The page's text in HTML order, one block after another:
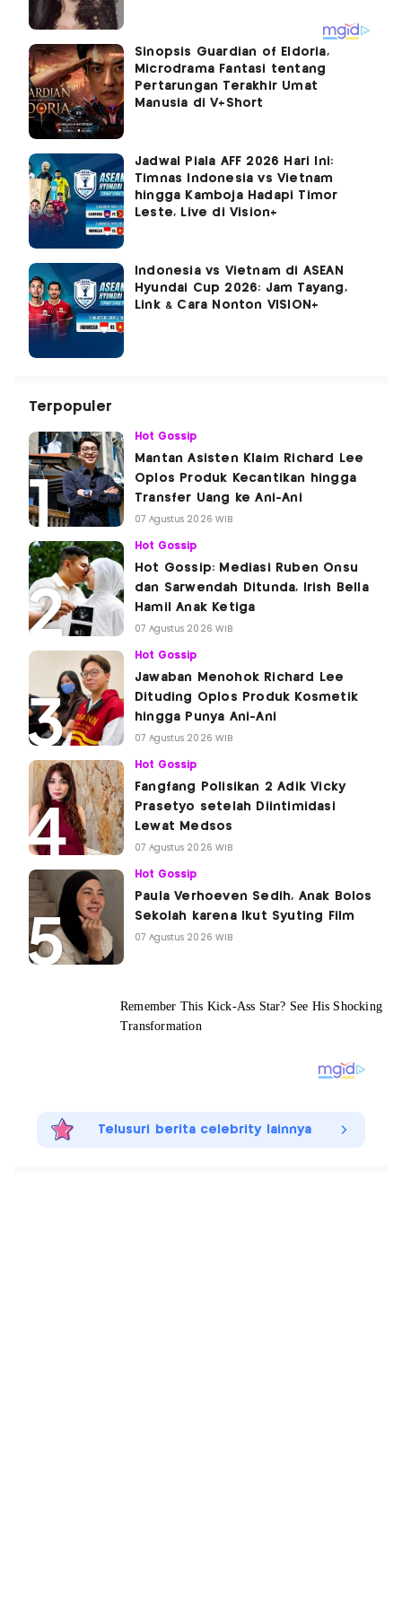
Sinopsis Guardian of Eldoria,
Microdrama Fantasi tentang
Pertarungan Terakhir Umat
Manusia di V+Short
Jadwal Piala AFF 2026 Hari Ini:
Timnas Indonesia vs Vietnam
hingga Kamboja Hadapi Timor
Leste, Live di Vision+
Indonesia vs Vietnam di ASEAN
Hyundai Cup 2026: Jam Tayang,
Link & Cara Nonton VISION+
Terpopuler
Hot Gossip
Mantan Asisten Klaim Richard Lee
Oplos Produk Kecantikan hingga
Transfer Uang ke Ani-Ani
07 Agustus 2026 WIB
Hot Gossip
Hot Gossip: Mediasi Ruben Onsu
dan Sarwendah Ditunda, Irish Bella
Hamil Anak Ketiga
07 Agustus 2026 WIB
Hot Gossip
Jawaban Menohok Richard Lee
Dituding Oplos Produk Kosmetik
hingga Punya Ani-Ani
07 Agustus 2026 WIB
Hot Gossip
Fangfang Polisikan 2 Adik Vicky
Prasetyo setelah Diintimidasi
Lewat Medsos
07 Agustus 2026 WIB
Hot Gossip
Paula Verhoeven Sedih, Anak Bolos
Sekolah karena Ikut Syuting Film
07 Agustus 2026 WIB
Telusuri berita celebrity lainnya